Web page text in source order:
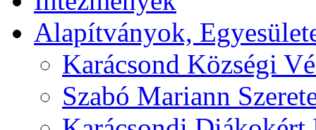
Alapítványok,
Karácsond Községi
Szabó Mariann